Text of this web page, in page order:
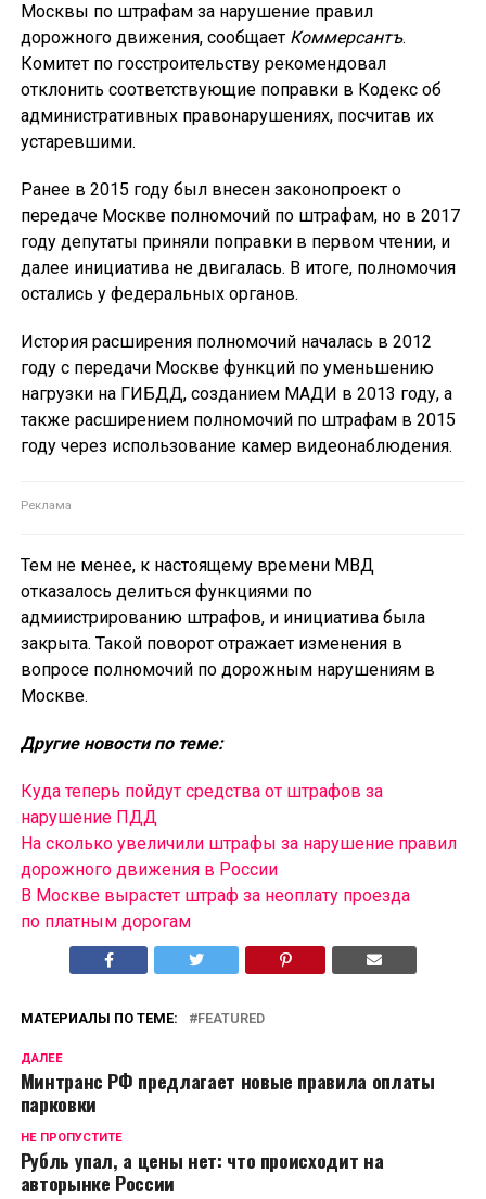
Москвы по штрафам за нарушение правил
дорожного движения, сообщает Коммерсантъ.
Комитет по госстроительству рекомендовал
отклонить соответствующие поправки в Кодекс об
административных правонарушениях, посчитав их
устаревшими.
Ранее в 2015 году был внесен законопроект о
передаче Москве полномочий по штрафам, но в 2017
году депутаты приняли поправки в первом чтении, и
далее инициатива не двигалась. В итоге, полномочия
остались у федеральных органов.
История расширения полномочий началась в 2012
году с передачи Москве функций по уменьшению
нагрузки на ГИБДД, созданием МАДИ в 2013 году, а
также расширением полномочий по штрафам в 2015
году через использование камер видеонаблюдения.
Тем не менее, к настоящему времени МВД
отказалось делиться функциями по
адмиистрированию штрафов, и инициатива была
закрыта. Такой поворот отражает изменения в
вопросе полномочий по дорожным нарушениям в
Москве.
Другие новости по теме:
Куда теперь пойдут средства от штрафов за
нарушение ПДД
На сколько увеличили штрафы за нарушение правил
дорожного движения в России
В Москве вырастет штраф за неоплату проезда
по платным дорогам
МАТЕРИАЛЫ ПО ТЕМЕ: FEATURED
ДАЛЕЕ
Минтранс РФ предлагает новые правила оплаты
парковки
НЕ ПРОПУСТИТЕ
Рубль упал, а цены нет: что происходит на
авторынке России